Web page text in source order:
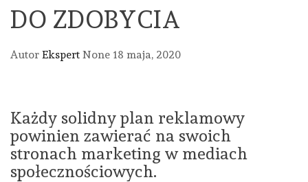
DO ZDOBYCIA
Autor Ekspert None 18 maja, 2020
Każdy solidny plan reklamowy
powinien zawierać na swoich
stronach marketing w mediach
społecznościowych.